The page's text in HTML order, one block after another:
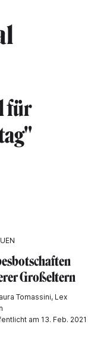
für
Großeltern
Tomassini, Lex
am 13. Feb. 2021